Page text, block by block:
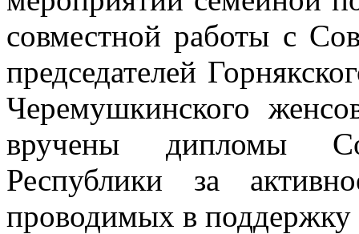
совместной работы с
председателей
Черемушкинского
вручены дипломы
Республики за
проводимых в поддержку